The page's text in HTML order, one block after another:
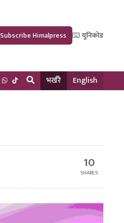
Subscribe Himalpress युनिकोड
भर्खरै English
10
SHARES